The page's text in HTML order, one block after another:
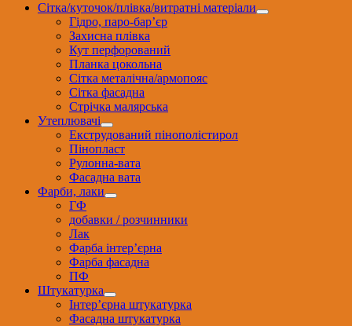
Сітка/куточок/плівка/витратні матеріали
Гідро, паро-бар’єр
Захисна плівка
Кут перфорований
Планка цокольна
Сітка металічна/армопояс
Сітка фасадна
Стрічка малярська
Утеплювачі
Екструдований пінополістирол
Пінопласт
Рулонна-вата
Фасадна вата
Фарби, лаки
ГФ
добавки / розчинники
Лак
Фарба інтер’єрна
Фарба фасадна
ПФ
Штукатурка
Інтер’єрна штукатурка
Фасадна штукатурка